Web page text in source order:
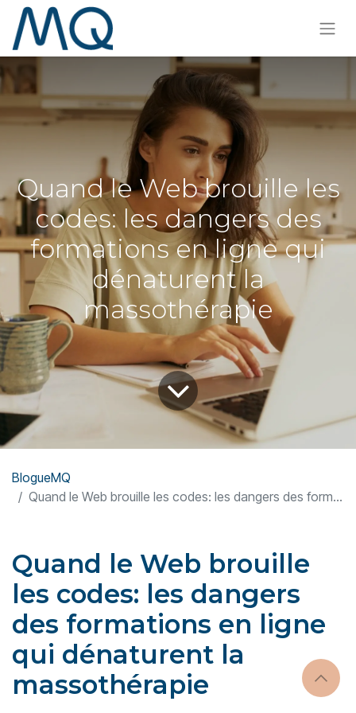
Quand le Web brouille les
codes: les dangers des
formations en ligne qui
dénaturent la
massothérapie
BlogueMQ
Quand le Web brouille les codes: les dangers des formations en ligne qui dénaturent la massothérapie
Quand le Web brouille
les codes: les dangers
des formations en ligne
qui dénaturent la
massothérapie